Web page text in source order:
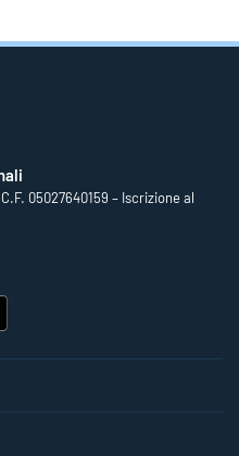
05027640159 – Iscrizione al